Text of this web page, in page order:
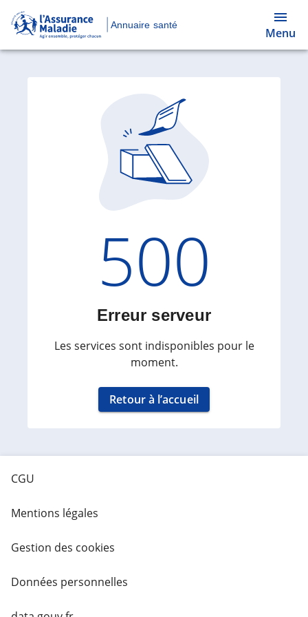
Annuaire santé
Menu
Code
500
Erreur serveur
Les services sont indisponibles pour le
moment.
Retour à l’accueil
CGU
Mentions légales
Gestion des cookies
Données personnelles